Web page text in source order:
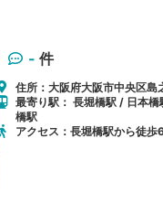
- 件
住所：大阪府大阪市中央区
最寄り駅： 長堀橋駅 / 日本
橋駅
アクセス：長堀橋駅から徒歩